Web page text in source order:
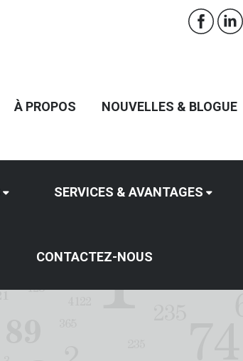
À PROPOS NOUVELLES & BLOGUE
SERVICES & AVANTAGES
CONTACTEZ-NOUS